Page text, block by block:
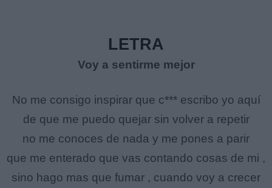
LETRA
Voy a sentirme mejor
No me consigo inspirar que c*** escribo yo aquí
de que me puedo quejar sin volver a repetir
no me conoces de nada y me pones a parir
que me enterado que vas contando cosas de mi ,
sino hago mas que fumar , cuando voy a crecer